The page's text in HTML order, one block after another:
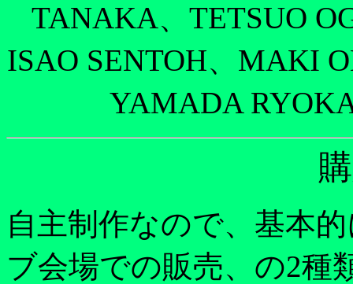
TANAKA、TETSUO
ISAO SENTOH、MAKI
YAMADA
自主制作なので、基本
ブ会場での販売、の2種